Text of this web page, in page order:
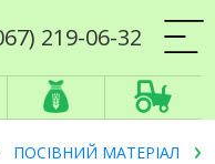
219-06-32
ПОСІВНИЙ МАТЕРІАЛ